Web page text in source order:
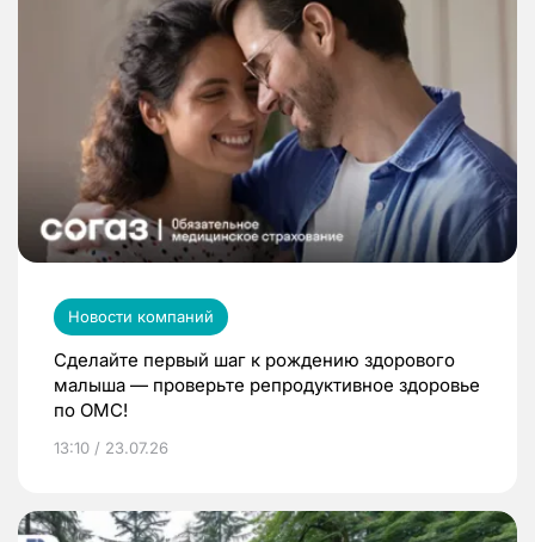
Новости компаний
Сделайте первый шаг к рождению здорового
малыша — проверьте репродуктивное здоровье
по ОМС!
13:10 / 23.07.26